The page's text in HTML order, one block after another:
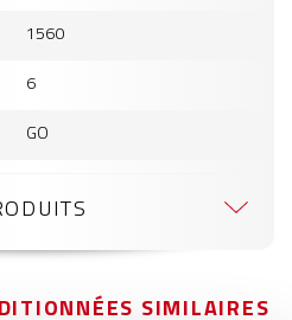
1560
6
GO
SIMILAIRES